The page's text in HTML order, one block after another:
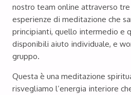
nostro team online attraverso
esperienze di meditazione che
principianti, quello intermedio e
disponibili aiuto individuale, e
gruppo.
Questa è una meditazione
risvegliamo l’energia interiore